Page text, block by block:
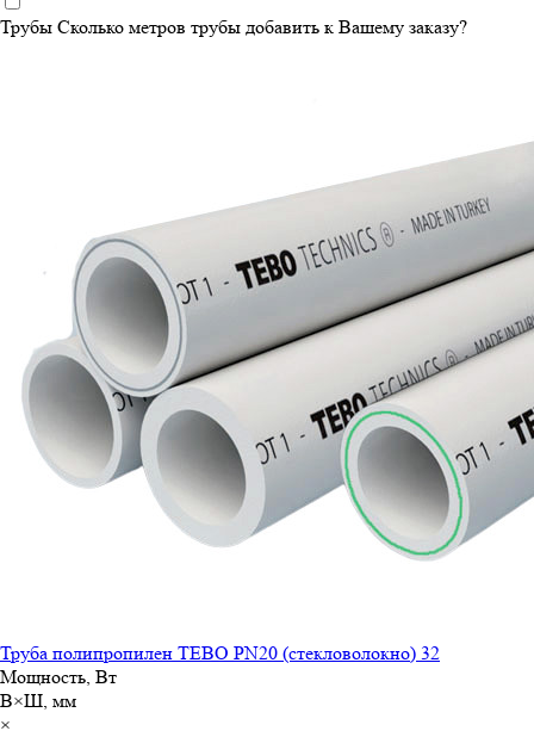
Трубы Сколько метров трубы добавить к Вашему заказу?
Труба полипропилен TEBO PN20 (стекловолокно) 32
Мощность, Вт
В×Ш, мм
×